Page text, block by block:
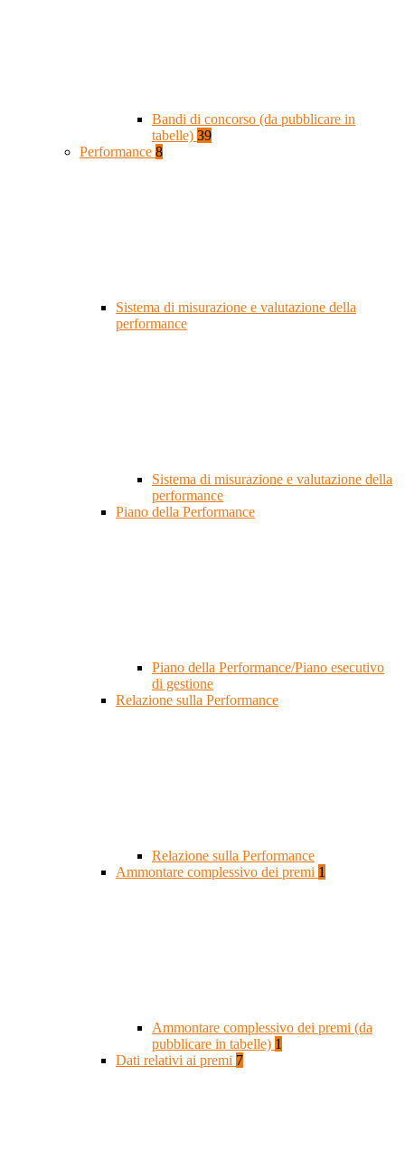
Bandi di concorso (da pubblicare in
tabelle) 39
Performance 8
Sistema di misurazione e valutazione della
performance
Sistema di misurazione e valutazione della
performance
Piano della Performance
Piano della Performance/Piano esecutivo
di gestione
Relazione sulla Performance
Relazione sulla Performance
Ammontare complessivo dei premi 1
Ammontare complessivo dei premi (da
pubblicare in tabelle) 1
Dati relativi ai premi 7